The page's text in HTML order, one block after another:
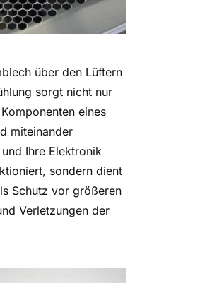
über den Lüftern
sorgt nicht nur
eines
miteinander
Ihre Elektronik
sondern dient
Schutz vor größeren
Verletzungen der